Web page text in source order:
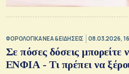
ΦΟΡΟΛΟΓΙΚΑ ΝΕΑ & EΙΔΗΣΕΙΣ 08.03.2026,
Σε πόσες δόσεις μπορείτε
ΕΝΦΙΑ - Τι πρέπει να